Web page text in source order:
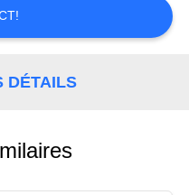
DÉTAILS